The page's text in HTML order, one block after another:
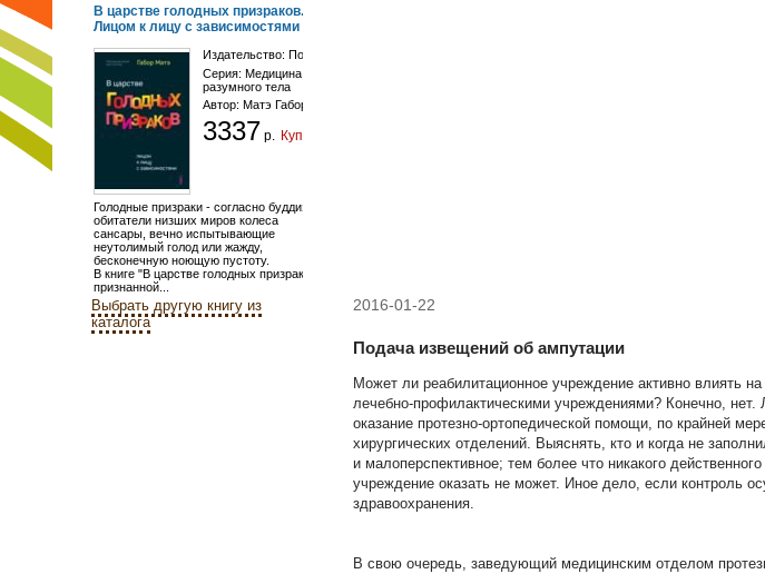
2016-01-22
Подача извещений об ампутации
Может ли реабилитационное учреждение активно влиять
лечебно-профилактическими учреждениями? Конечно,
оказание протезно-ортопедической помощи, по крайней
хирургических отделений. Выяснять, кто и когда не
и малоперспективное; тем более что никакого
учреждение оказать не может. Иное дело, если контроль
здравоохранения.
В свою очередь, заведующий медицинским отделом
В царстве голодных призраков.
Лицом к лицу с зависимостями
Издательство: Портал
Серия: Медицина
разумного тела
Автор: Матэ Габор
3337 р. Купить
Голодные призраки - согласно буддизму,
обитатели низших миров колеса
сансары, вечно испытывающие
неутолимый голод или жажду,
бесконечную ноющую пустоту.
В книге "В царстве голодных призраков",
признанной...
Выбрать другую книгу из
каталога